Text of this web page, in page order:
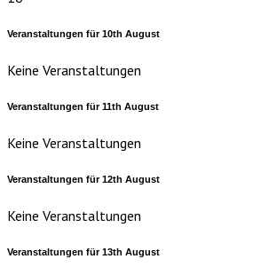
Veranstaltungen für10th August
Keine Veranstaltungen
Veranstaltungen für11th August
Keine Veranstaltungen
Veranstaltungen für12th August
Keine Veranstaltungen
Veranstaltungen für13th August